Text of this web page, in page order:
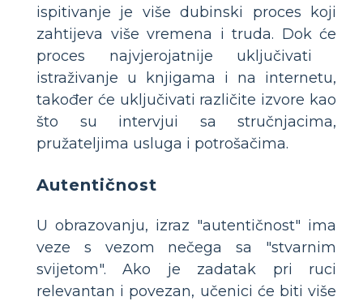
ispitivanje je više dubinski proces koji
zahtijeva više vremena i truda. Dok će
proces najvjerojatnije uključivati ​​
istraživanje u knjigama i na internetu,
također će uključivati ​​različite izvore kao
što su intervjui sa stručnjacima,
pružateljima usluga i potrošačima.
Autentičnost
U obrazovanju, izraz "autentičnost" ima
veze s vezom nečega sa "stvarnim
svijetom". Ako je zadatak pri ruci
relevantan i povezan, učenici će biti više